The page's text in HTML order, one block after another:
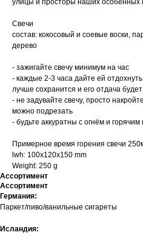
улицы и просторы наших особенных
Свечи
состав: кокосовый и соевые воски,
дерево
- зажигайте свечу минимум на час
- каждые 2-3 часа дайте ей
лучше сохранится и его отдача
- не задувайте свечу, просто
можно подрезать
- будьте аккуратны с огнём и
Примерное время горения свечи
lwh: 100x120x150 mm
Weight: 250 g
Ассортимент
Ассортимент
Германия:
Паркет/пиво/ванильные сигареты
Исландия: